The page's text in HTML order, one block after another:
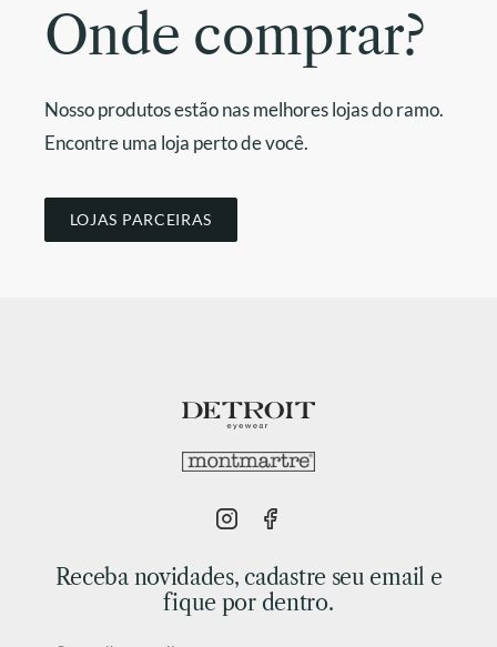
Onde comprar?
Nosso produtos estão nas melhores lojas do ramo.
Encontre uma loja perto de você.
LOJAS PARCEIRAS
Receba novidades, cadastre seu email e
fique por dentro.